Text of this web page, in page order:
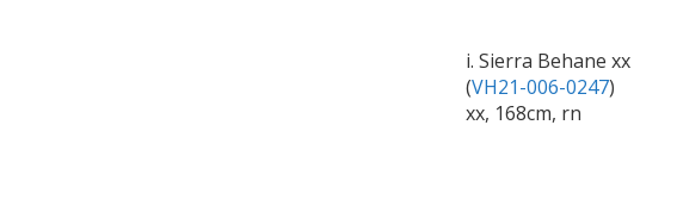
i. Sierra Behane xx
(VH21-006-0247)
xx, 168cm, rn